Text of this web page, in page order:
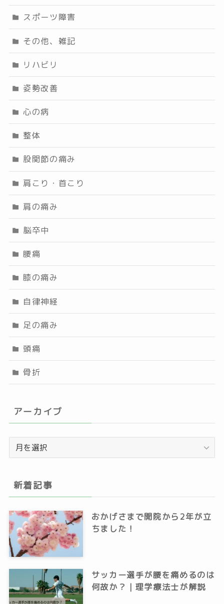
スポーツ障害
その他、雑記
リハビリ
姿勢改善
心の病
整体
股関節の痛み
肩こり・首こり
肩の痛み
脳卒中
腰痛
膝の痛み
自律神経
足の痛み
頭痛
骨折
アーカイブ
ア
ー
イ
ブ
新着記事
おかげさまで開院から2年が立
ちました！
サッカー選手が腰を痛めるのは
何故か？｜理学療法士が解説